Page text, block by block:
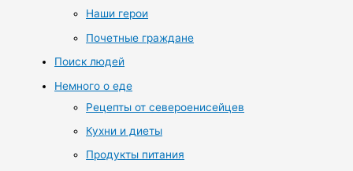
Наши герои
Почетные граждане
Поиск людей
Немного о еде
Рецепты от североенисейцев
Кухни и диеты
Продукты питания